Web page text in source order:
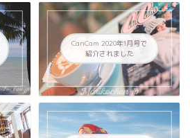
CanCam 2020年1月号で
紹介されました